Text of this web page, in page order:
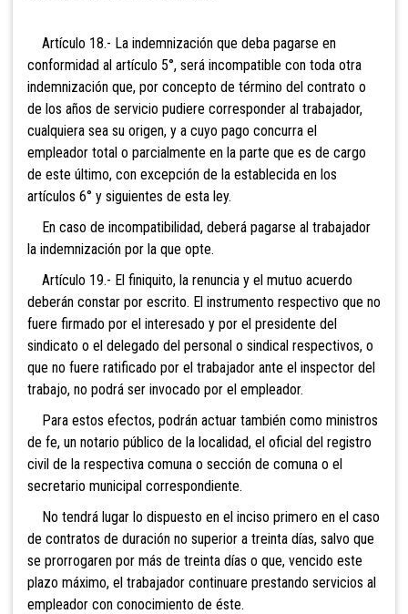
Artículo 18.- La indemnización que deba pagarse en
conformidad al artículo 5°, será incompatible con toda otra
indemnización que, por concepto de término del contrato o
de los años de servicio pudiere corresponder al trabajador,
cualquiera sea su origen, y a cuyo pago concurra el
empleador total o parcialmente en la parte que es de cargo
de este último, con excepción de la establecida en los
artículos 6° y siguientes de esta ley.
En caso de incompatibilidad, deberá pagarse al trabajador
la indemnización por la que opte.
Artículo 19.- El finiquito, la renuncia y el mutuo acuerdo
deberán constar por escrito. El instrumento respectivo que no
fuere firmado por el interesado y por el presidente del
sindicato o el delegado del personal o sindical respectivos, o
que no fuere ratificado por el trabajador ante el inspector del
trabajo, no podrá ser invocado por el empleador.
Para estos efectos, podrán actuar también como ministros
de fe, un notario público de la localidad, el oficial del registro
civil de la respectiva comuna o sección de comuna o el
secretario municipal correspondiente.
No tendrá lugar lo dispuesto en el inciso primero en el caso
de contratos de duración no superior a treinta días, salvo que
se prorrogaren por más de treinta días o que, vencido este
plazo máximo, el trabajador continuare prestando servicios al
empleador con conocimiento de éste.